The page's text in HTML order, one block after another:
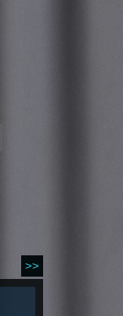
>>